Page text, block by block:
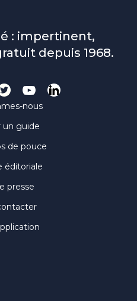
: impertinent,
depuis 1968.
nous
un guide
de pouce
éditoriale
presse